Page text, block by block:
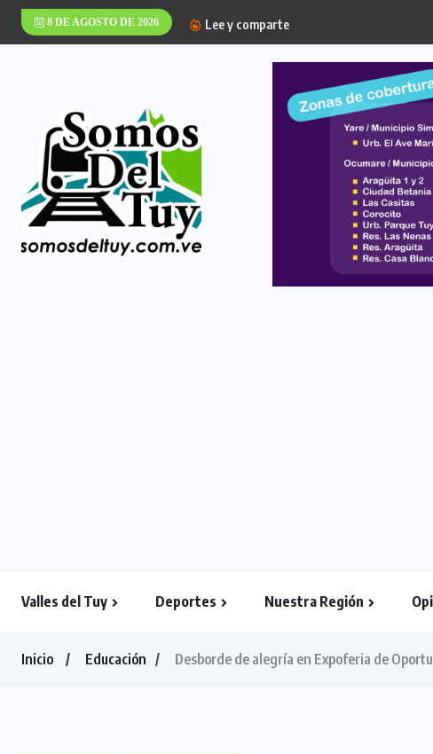
8 DE AGOSTO DE 2026 Lee y comparte
Valles del Tuy Deportes Nuestra Región
Inicio Educación Desborde de alegría en Expoferia de